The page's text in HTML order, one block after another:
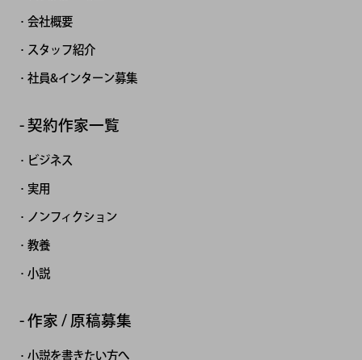
会社概要
スタッフ紹介
社員&インターン募集
契約作家一覧
ビジネス
実用
ノンフィクション
教養
小説
作家 / 原稿募集
小説を書きたい方へ